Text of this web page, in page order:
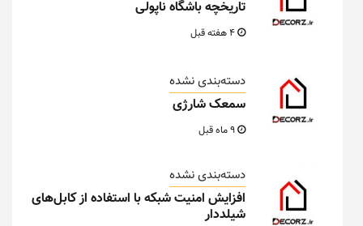
تاریخچه باشگاه ناپولی
دسته‌بندی نشده
سمعک شارژی
دسته‌بندی نشده
افزایش امنیت شبکه با استفاده از کابل‌های
شیلددار